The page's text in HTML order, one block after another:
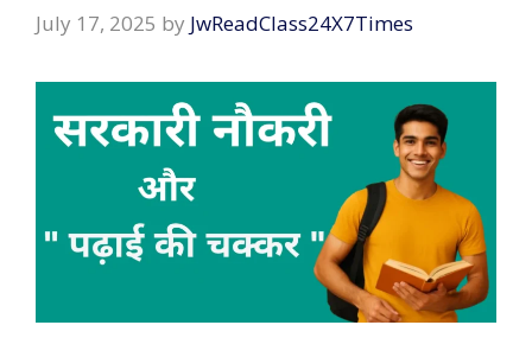
July 17, 2025 by JwReadClass24X7Times